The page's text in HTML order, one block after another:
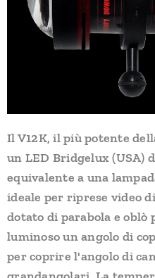
Il V12K, il più potente
un LED Bridgelux (USA)
equivalente a una
ideale per riprese video
dotato di parabola e oblò
luminoso un angolo di
per coprire l'angolo di